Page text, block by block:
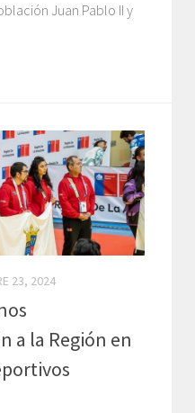
Juan Pablo II y
23, 2024
a la Región en